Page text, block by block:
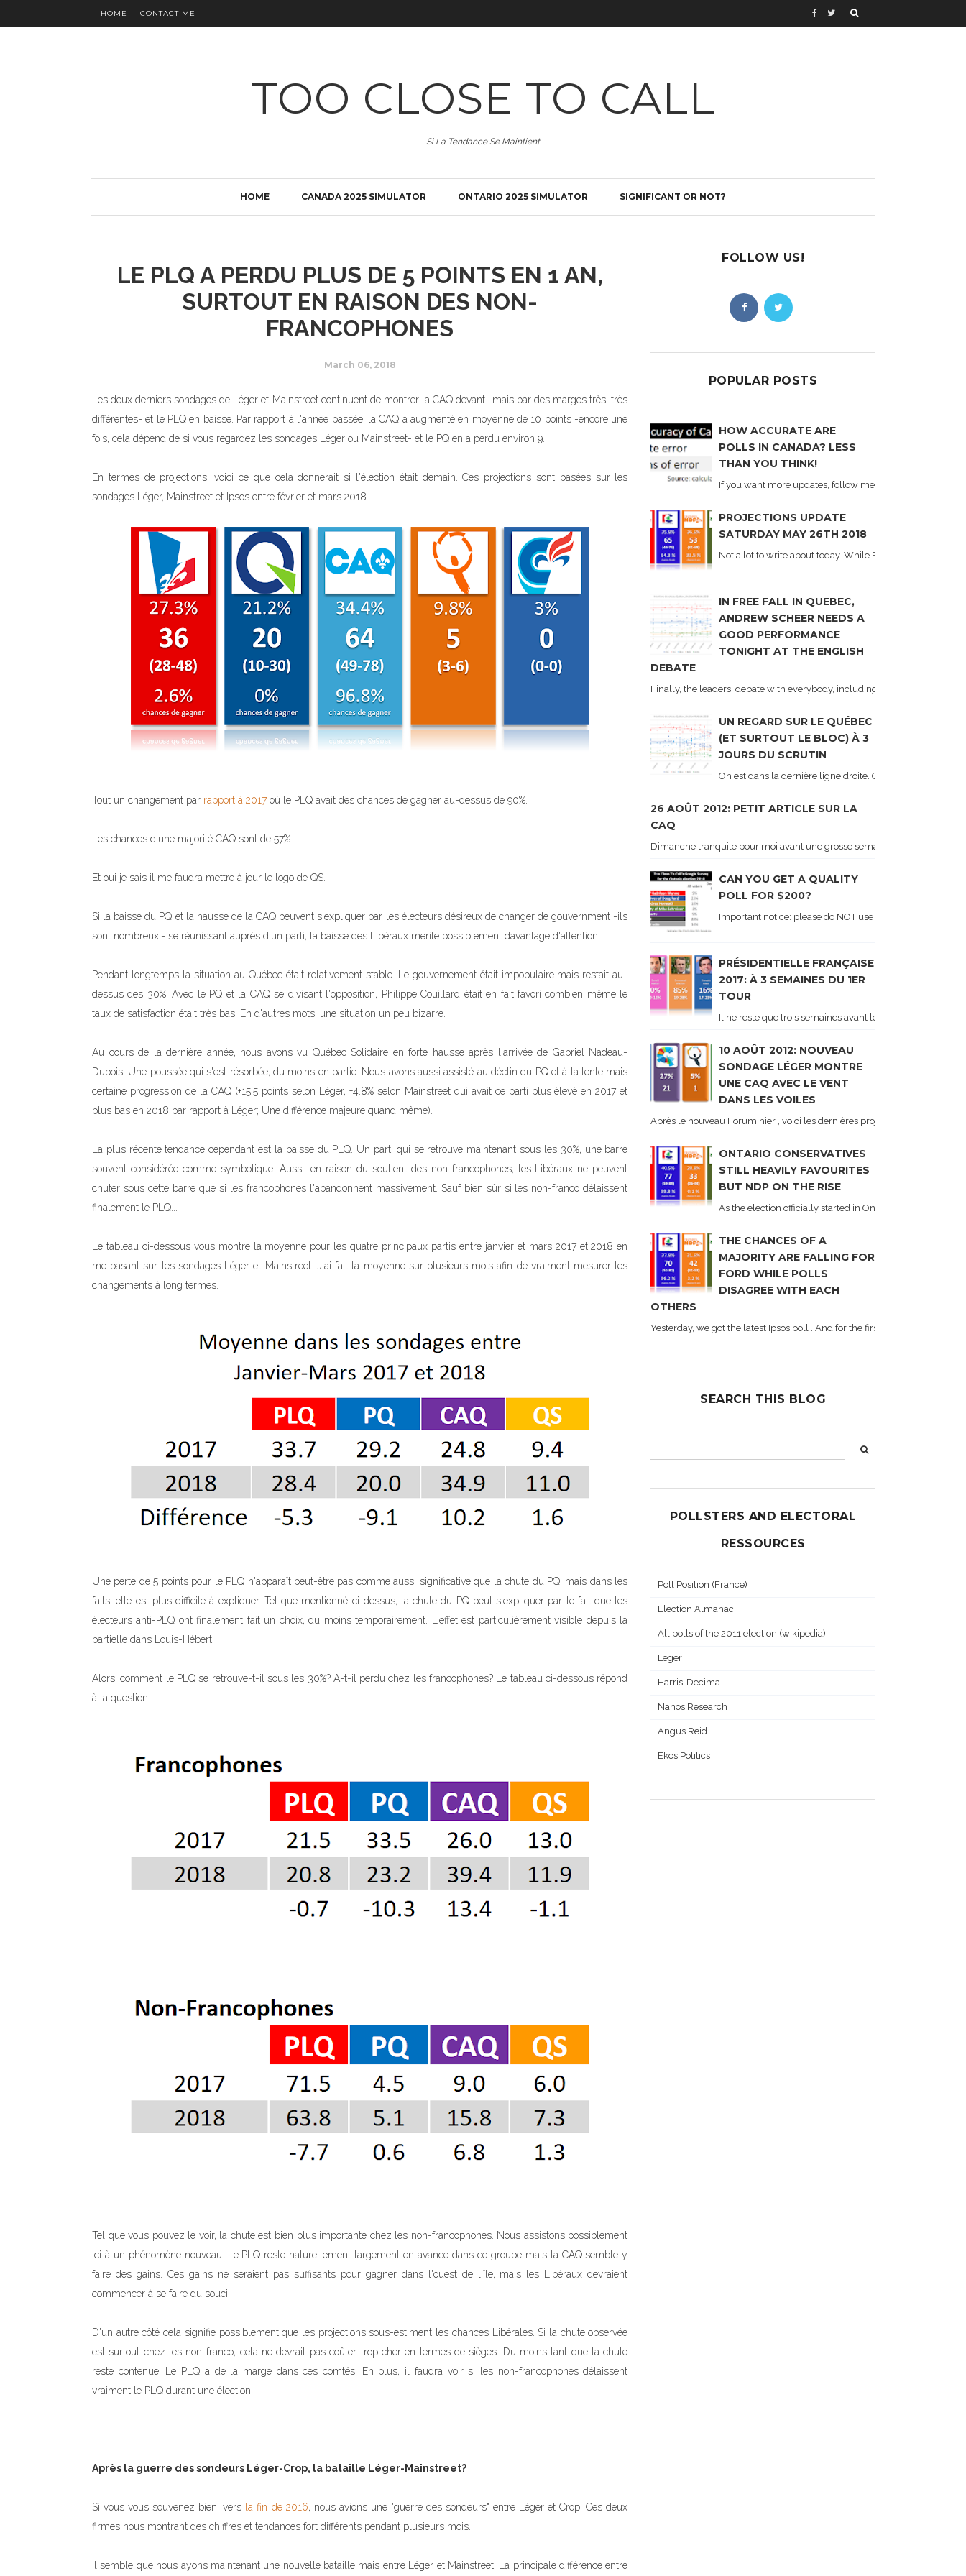
HOME CONTACT ME
TOO CLOSE TO CALL
Si La Tendance Se Maintient
HOME CANADA 2025 SIMULATOR ONTARIO 2025 SIMULATOR SIGNIFICANT OR NOT?
LE PLQ A PERDU PLUS DE 5 POINTS EN 1 AN,
SURTOUT EN RAISON DES NON-
FRANCOPHONES
March 06, 2018
Les deux derniers sondages de Léger et Mainstreet continuent de montrer la CAQ devant -mais par des marges très, très
différentes- et le PLQ en baisse. Par rapport à l'année passée, la CAQ a augmenté en moyenne de 10 points -encore une
fois, cela dépend de si vous regardez les sondages Léger ou Mainstreet- et le PQ en a perdu environ 9.
En termes de projections, voici ce que cela donnerait si l'élection était demain. Ces projections sont basées sur les
sondages Léger, Mainstreet et Ipsos entre février et mars 2018.
Tout un changement par rapport à 2017 où le PLQ avait des chances de gagner au-dessus de 90%.
Les chances d'une majorité CAQ sont de 57%.
Et oui je sais il me faudra mettre à jour le logo de QS.
Si la baisse du PQ et la hausse de la CAQ peuvent s'expliquer par les électeurs désireux de changer de gouvernment -ils
sont nombreux!- se réunissant auprès d'un parti, la baisse des Libéraux mérite possiblement davantage d'attention.
Pendant longtemps la situation au Québec était relativement stable. Le gouvernement était impopulaire mais restait au-
dessus des 30%. Avec le PQ et la CAQ se divisant l'opposition, Philippe Couillard était en fait favori combien même le
taux de satisfaction était très bas. En d'autres mots, une situation un peu bizarre.
Au cours de la dernière année, nous avons vu Québec Solidaire en forte hausse après l'arrivée de Gabriel Nadeau-
Dubois. Une poussée qui s'est résorbée, du moins en partie. Nous avons aussi assisté au déclin du PQ et à la lente mais
certaine progression de la CAQ (+15.5 points selon Léger, +4.8% selon Mainstreet qui avait ce parti plus élevé en 2017 et
plus bas en 2018 par rapport à Léger; Une différence majeure quand même).
La plus récente tendance cependant est la baisse du PLQ. Un parti qui se retrouve maintenant sous les 30%, une barre
souvent considérée comme symbolique. Aussi, en raison du soutient des non-francophones, les Libéraux ne peuvent
chuter sous cette barre que si les francophones l'abandonnent massivement. Sauf bien sûr si les non-franco délaissent
finalement le PLQ...
Le tableau ci-dessous vous montre la moyenne pour les quatre principaux partis entre janvier et mars 2017 et 2018 en
me basant sur les sondages Léger et Mainstreet. J'ai fait la moyenne sur plusieurs mois afin de vraiment mesurer les
changements à long termes.
Une perte de 5 points pour le PLQ n'apparaît peut-être pas comme aussi significative que la chute du PQ, mais dans les
faits, elle est plus difficile à expliquer. Tel que mentionné ci-dessus, la chute du PQ peut s'expliquer par le fait que les
électeurs anti-PLQ ont finalement fait un choix, du moins temporairement. L'effet est particulièrement visible depuis la
partielle dans Louis-Hébert.
Alors, comment le PLQ se retrouve-t-il sous les 30%? A-t-il perdu chez les francophones? Le tableau ci-dessous répond
à la question.
Tel que vous pouvez le voir, la chute est bien plus importante chez les non-francophones. Nous assistons possiblement
ici à un phénomène nouveau. Le PLQ reste naturellement largement en avance dans ce groupe mais la CAQ semble y
faire des gains. Ces gains ne seraient pas suffisants pour gagner dans l'ouest de l'île, mais les Libéraux devraient
commencer à se faire du souci.
D'un autre côté cela signifie possiblement que les projections sous-estiment les chances Libérales. Si la chute observée
est surtout chez les non-franco, cela ne devrait pas coûter trop cher en termes de sièges. Du moins tant que la chute
reste contenue. Le PLQ a de la marge dans ces comtés. En plus, il faudra voir si les non-francophones délaissent
vraiment le PLQ durant une élection.
Après la guerre des sondeurs Léger-Crop, la bataille Léger-Mainstreet?
Si vous vous souvenez bien, vers la fin de 2016, nous avions une "guerre des sondeurs" entre Léger et Crop. Ces deux
firmes nous montrant des chiffres et tendances fort différents pendant plusieurs mois.
Il semble que nous ayons maintenant une nouvelle bataille mais entre Léger et Mainstreet. La principale différence entre
FOLLOW US!
POPULAR POSTS
HOW ACCURATE ARE
POLLS IN CANADA? LESS
THAN YOU THINK!
If you want more updates, follow me on Twitter . I'll post
PROJECTIONS UPDATE
SATURDAY MAY 26TH 2018
Not a lot to write about today. While Forum did come out
IN FREE FALL IN QUEBEC,
ANDREW SCHEER NEEDS A
GOOD PERFORMANCE
TONIGHT AT THE ENGLISH
DEBATE
Finally, the leaders' debate with everybody, including Justin Trudeau!
UN REGARD SUR LE QUÉBEC
(ET SURTOUT LE BLOC) À 3
JOURS DU SCRUTIN
On est dans la dernière ligne droite. On le sait car les
26 AOÛT 2012: PETIT ARTICLE SUR LA
CAQ
Dimanche tranquile pour moi avant une grosse semaine. Voici sur le
CAN YOU GET A QUALITY
POLL FOR $200?
Important notice: please do NOT use the numbers of
PRÉSIDENTIELLE FRANÇAISE
2017: À 3 SEMAINES DU 1ER
TOUR
Il ne reste que trois semaines avant le 1er tour de
10 AOÛT 2012: NOUVEAU
SONDAGE LÉGER MONTRE
UNE CAQ AVEC LE VENT
DANS LES VOILES
Après le nouveau Forum hier , voici les dernières projections basées sur
ONTARIO CONSERVATIVES
STILL HEAVILY FAVOURITES
BUT NDP ON THE RISE
As the election officially started in Ontario, some
THE CHANCES OF A
MAJORITY ARE FALLING FOR
FORD WHILE POLLS
DISAGREE WITH EACH
OTHERS
Yesterday, we got the latest Ipsos poll . And for the first time during this
SEARCH THIS BLOG
POLLSTERS AND ELECTORAL
RESSOURCES
Poll Position (France)
Election Almanac
All polls of the 2011 election (wikipedia)
Leger
Harris-Decima
Nanos Research
Angus Reid
Ekos Politics